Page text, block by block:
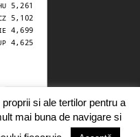
si ale tertilor pentru a
mai buna de navigare si